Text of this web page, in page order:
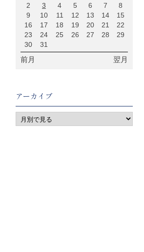
2
3 4 5 6 7
8
9
10 11 12 13 14
15
16
17 18 19 20 21
22
23
24 25 26 27 28
29
30
31
前月 翌月
アーカイブ